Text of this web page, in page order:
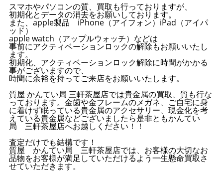
スマホやパソコンの質、買取も行っておりますが、
初期化とデータの消去をお願いしております。
また、apple製品 iPhone（アイフォン）iPad（アイパ
ッド）
apple watch（アップルウォッチ）などは
事前にアクティベーションロックの解除もお願いいたし
ます。
初期化、アクティベーションロック解除に時間がかかる
事がございますので、
時間に余裕を持ってご来店をお願いいたします。
質屋 かんてい局 三軒茶屋店では貴金属の買取、質も行な
っております。金歯や金フレームのメガネ、ご自宅に身
に着けず眠っている貴金属のアクセサリー、現金化を考
えている貴金属などございましたら是非ともかんてい
局 三軒茶屋店へお越しください！！
査定だけでも結構です！
質屋 かんてい局 三軒茶屋店では、お客様の大切なお
品物をお客様が満足していただけるよう一生懸命買取さ
せていただきます。